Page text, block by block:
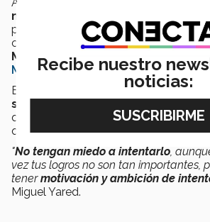
metas
probando actividades que le ayuden
como el participar en laOlimpiada
Matemáticas
, o conseguir la beca
Mañana.
El alumno destacó la felicidad y
sentir
que
promueven la participación
quienes les dirigió un mensaje.
"No tengan miedo a intentarlo,
vez tus logros no son tan importantes,
tenermotivación y ambición de
Miguel Yared.
Recibe nuestro
noticias: